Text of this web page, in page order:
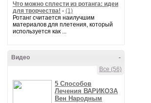
Что можно сплести из ротанга: идеи
для творчества! - (1)
Ротанг считается наилучшим
материалов для плетения, который
используется как ...
-
Видео
Все (56)
5 Способов
Лечения ВАРИКОЗА
Вен Народным